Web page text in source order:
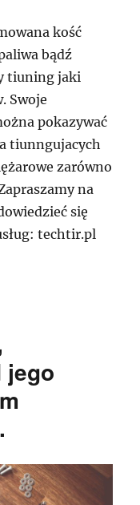
kość
bądź
tiuning jaki
Swoje
pokazywać
tiunngujacych
zarówno
na
się
techtir.pl
jego